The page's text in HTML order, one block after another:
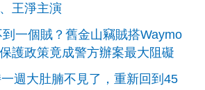
王淨主演
一個賊？舊金山竊賊搭Waymo
護政策竟成警方辦案最大阻礙
週大肚腩不見了，重新回到45